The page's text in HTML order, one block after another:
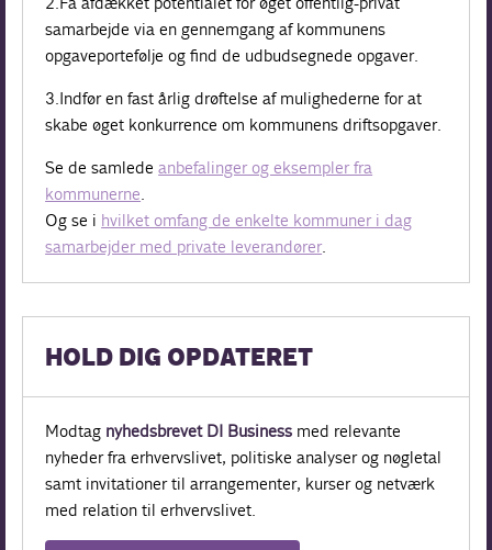
samarbejde via en gennemgang af kommunens
opgaveportefølje og find de udbudsegnede opgaver.
3.Indfør en fast årlig drøftelse af mulighederne for at
skabe øget konkurrence om kommunens driftsopgaver.
Se de samledeanbefalinger og eksempler fra
kommunerne.
Og se i hvilket omfang de enkelte kommuner i dag
samarbejder med private leverandører.
HOLD DIG OPDATERET
Modtag nyhedsbrevet DI Business med relevante
nyheder fra erhvervslivet, politiske analyser og nøgletal
samt invitationer til arrangementer, kurser og netværk
med relation til erhvervslivet.